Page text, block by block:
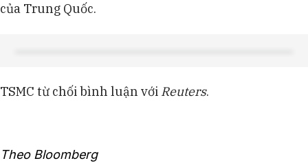
của Trung Quốc.
TSMC từ chối bình luận với Reuters.
Theo Bloomberg